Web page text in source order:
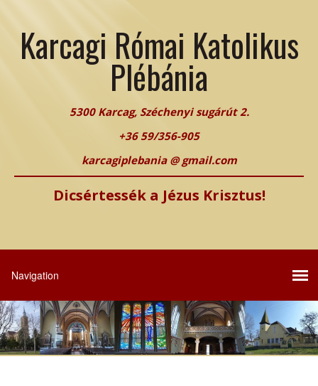
Karcagi Római Katolikus
Plébánia
5300 Karcag, Széchenyi sugárút 2.
+36 59/356-905
karcagiplebania @ gmail.com
Dicsértessék a Jézus Krisztus!